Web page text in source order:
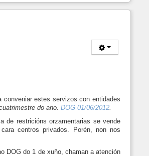
estes servizos con entidades
do ano. DOG 01/06/2012.
de restricións orzamentarias se vende
centros privados. Porén, non nos
DOG do 1 de xuño, chaman a atención